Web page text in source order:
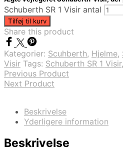
Schuberth SR 1 Visir antal
Tilføj til kurv
Share this product
Kategorier: Scuhberth, Hjelme,
Visir Tags: Schuberth SR 1 Visir,
Previous Product
Next Product
Beskrivelse
Yderligere information
Beskrivelse